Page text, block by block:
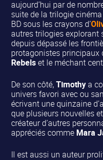
aujourd’hui par de
suite de la trilogie
BD sous les crayons d’
autres trilogies explorant
depuis dépassé les
protagonistes principaux
Rebelset le méchant
De son côté,Timothya
univers favori avec ou
écrivant une quinzaine
que plusieurs nouvelles
créateur d’autres
appréciés comme Mara
Il est aussi un auteur